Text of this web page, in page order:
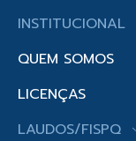
INSTITUCIONAL
QUEM SOMOS
LICENÇAS
LAUDOS/FISPQ